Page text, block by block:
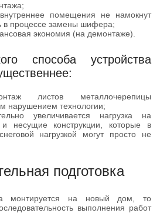
помещения не намокнут
в процессе замены шифера;
экономия (на демонтаже).
способа устройства
листов металлочерепицы
нарушением технологии;
увеличивается нагрузка на
несущие конструкции, которые в
нагрузкой могут просто не
подготовка
монтируется на новый дом, то
выполнения работ